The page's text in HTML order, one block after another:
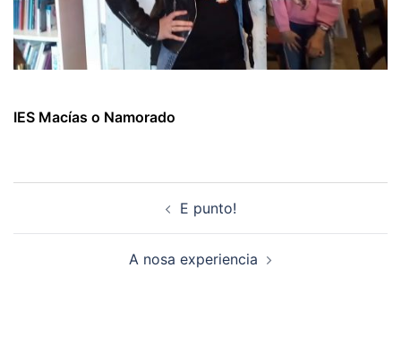
IES Macías o Namorado
E punto!
A nosa experiencia